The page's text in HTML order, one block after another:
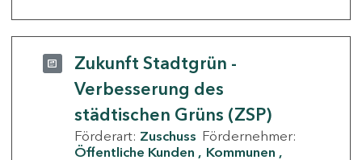
Zukunft Stadtgrün -
Verbesserung des
städtischen Grüns (ZSP)
Förderart: Zuschuss Fördernehmer:
Öffentliche Kunden
Kommunen